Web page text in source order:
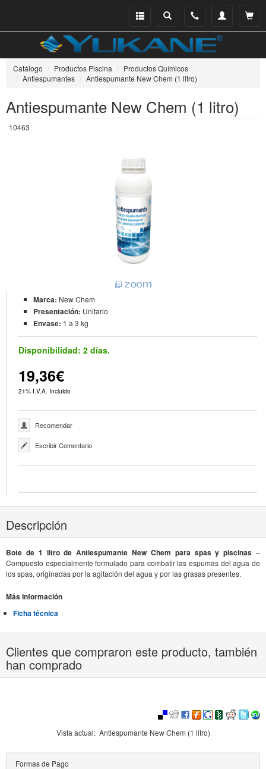
Ver
Mi
Teléfono
Buscar
Menu
Catálogo Productos Piscina
Productos Químicos
Antiespumantes
Antiespumante New Chem (1 litro)
Antiespumante New Chem (1 litro)
10463
Marca: New Chem
Presentación: Unitario
Envase: 1 a 3 kg
Disponibilidad: 2 días.
19,36€
21% I.V.A. Incluido
Recomendar
Escribir Comentario
Descripción
Bote de 1 litro de Antiespumante New Chem para spas y piscinas –
Compuesto especialmente formulado para combatir las espumas del agua de
los spas, originadas por la agitación del agua y por las grasas presentes.
Más Información
Ficha técnica
Clientes que compraron este producto, también
han comprado
Vista actual: Antiespumante New Chem (1 litro)
Formas de Pago